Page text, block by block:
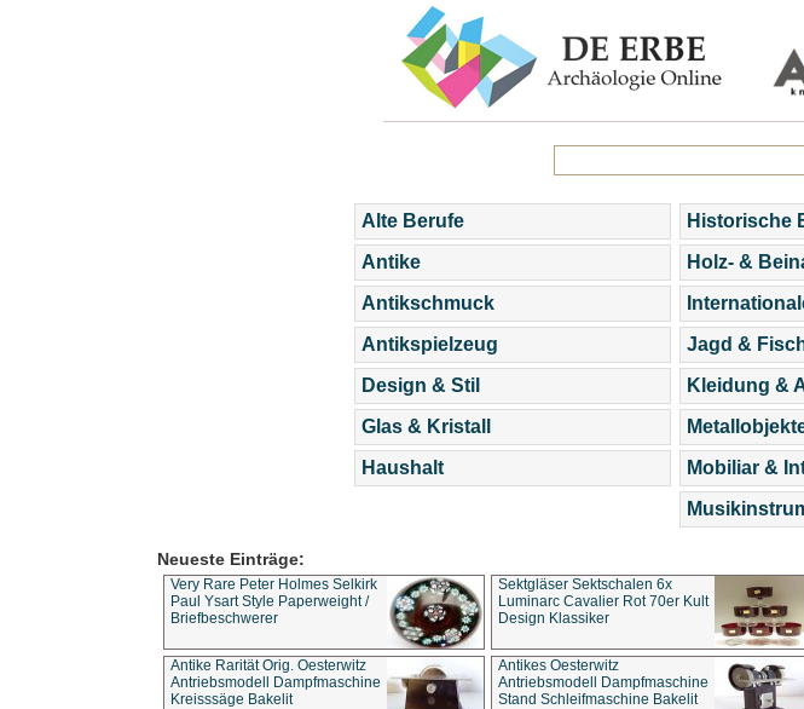
Alte Berufe
Antike
Antikschmuck
Antikspielzeug
Design & Stil
Glas & Kristall
Haushalt
Historische
Holz- &
Jagd &
Kleidung &
Mobiliar &
Neueste Einträge:
Very Rare Peter Holmes Selkirk
Paul Ysart Style Paperweight /
Briefbeschwerer
Sektgläser Sektschalen 6x
Luminarc Cavalier Rot 70er Kult
Design Klassiker
Antike Rarität Orig. Oesterwitz
Antriebsmodell Dampfmaschine
Kreisssäge Bakelit
Antikes Oesterwitz
Antriebsmodell Dampfmaschine
Stand Schleifmaschine Bakelit